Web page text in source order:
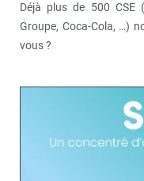
Déjà plus de 500 CSE
Groupe, Coca-Cola, …)
vous ?